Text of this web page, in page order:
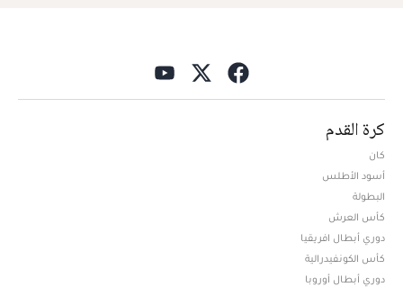
كرة القدم
كان
أسود الأطلس
البطولة
كأس العرش
دوري أبطال افريقيا
كأس الكونفيدرالية
دوري أبطال أوروبا